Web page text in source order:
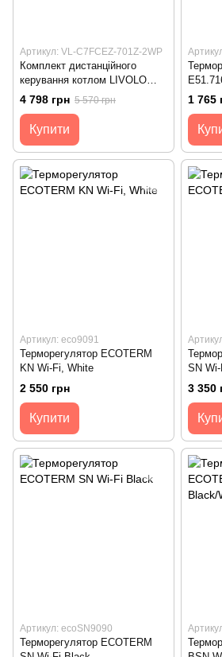
Артикул: VL-C7FCEZ-701Z-2WP
Комплект дистанційного
керування котлом LIVOLO
білий скло (VL-C7FCEZ-701Z-
4 798 грн 5 570 грн
Купити
по
1 765
Артикул: eco9091
Терморегулятор ECOTERM
KN Wi-Fi, White
2 550 грн
Купити
SN
3 350
Артикул: ecoSN9090
Терморегулятор ECOTERM